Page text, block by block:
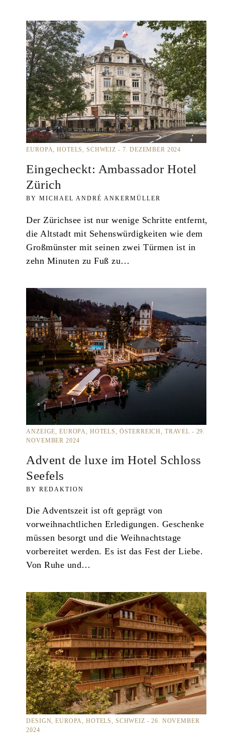
EUROPA HOTELS SCHWEIZ 7. DEZEMBER 2024
Eingecheckt: Ambassador Hotel
Zürich
MICHAEL ANDRÉ ANKERMÜLLER
Der Zürichsee ist nur wenige Schritte entfernt,
die Altstadt mit Sehenswürdigkeiten wie dem
Großmünster mit seinen zwei Türmen ist in
zehn Minuten zu Fuß zu…
ANZEIGE EUROPA HOTELS ÖSTERREICH TRAVEL
29.
NOVEMBER 2024
Advent de luxe im Hotel Schloss
Seefels
REDAKTION
Die Adventszeit ist oft geprägt von
vorweihnachtlichen Erledigungen. Geschenke
müssen besorgt und die Weihnachtstage
vorbereitet werden. Es ist das Fest der Liebe.
Von Ruhe und…
DESIGN EUROPA HOTELS SCHWEIZ
26. NOVEMBER
2024